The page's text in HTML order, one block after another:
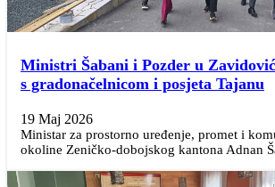
Ministri Šabani i Pozder u
s gradonačelnicom i posjeta Tajanu
19 Maj 2026
Ministar za prostorno uređenje, promet i
okoline Zeničko-dobojskog kantona Adnan